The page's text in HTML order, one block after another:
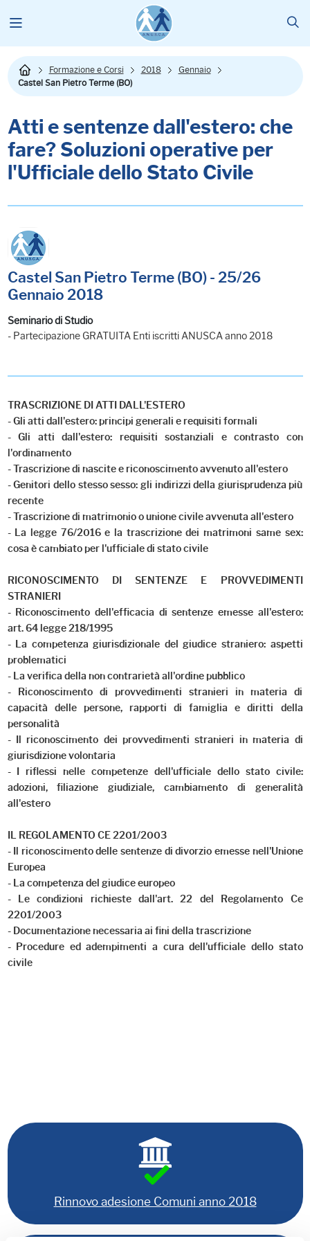
Formazione e Corsi 2018
Gennaio
Castel San Pietro Terme (BO)
Atti e sentenze dall'estero: che
fare? Soluzioni operative per
l'Ufficiale dello Stato Civile
Castel San Pietro Terme (BO) - 25/26
Gennaio 2018
Seminario di Studio
- Partecipazione GRATUITA Enti iscritti ANUSCA anno 2018
TRASCRIZIONE DI ATTI DALL'ESTERO
- Gli atti dall'estero: principi generali e requisiti formali
- Gli atti dall'estero: requisiti sostanziali e contrasto con
l'ordinamento
- Trascrizione di nascite e riconoscimento avvenuto all'estero
- Genitori dello stesso sesso: gli indirizzi della giurisprudenza più
recente
- Trascrizione di matrimonio o unione civile avvenuta all'estero
- La legge 76/2016 e la trascrizione dei matrimoni same sex:
cosa è cambiato per l'ufficiale di stato civile
RICONOSCIMENTO DI SENTENZE E PROVVEDIMENTI
STRANIERI
- Riconoscimento dell'efficacia di sentenze emesse all'estero:
art. 64 legge 218/1995
- La competenza giurisdizionale del giudice straniero: aspetti
problematici
- La verifica della non contrarietà all'ordine pubblico
- Riconoscimento di provvedimenti stranieri in materia di
capacità delle persone, rapporti di famiglia e diritti della
personalità
- Il riconoscimento dei provvedimenti stranieri in materia di
giurisdizione volontaria
- I riflessi nelle competenze dell'ufficiale dello stato civile:
adozioni, filiazione giudiziale, cambiamento di generalità
all'estero
IL REGOLAMENTO CE 2201/2003
- Il riconoscimento delle sentenze di divorzio emesse nell'Unione
Europea
- La competenza del giudice europeo
- Le condizioni richieste dall'art. 22 del Regolamento Ce
2201/2003
- Documentazione necessaria ai fini della trascrizione
- Procedure ed adempimenti a cura dell'ufficiale dello stato
civile
Rinnovo adesione Comuni anno 2018